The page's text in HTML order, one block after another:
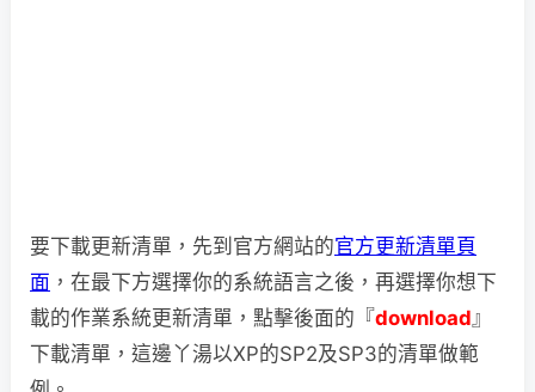
要下載更新清單，先到官方網站的官方更新清單頁
面 ，在最下方選擇你的系統語言之後，再選擇你想下
載的作業系統更新清單，點擊後面的『download』
下載清單，這邊丫湯以XP的SP2及SP3的清單做範